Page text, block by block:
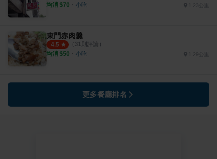
均消 $70 ・ 小吃
東門赤肉羹
4.5 （ 31則評論）
均消 $50 ・ 小吃
更多餐廳排名